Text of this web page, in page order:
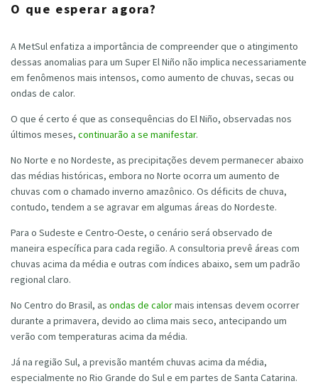
O que esperar agora?
A MetSul enfatiza a importância de compreender que o atingimento
dessas anomalias para um Super El Niño não implica necessariamente
em fenômenos mais intensos, como aumento de chuvas, secas ou
ondas de calor.
O que é certo é que as consequências do El Niño, observadas nos
últimos meses, continuarão a se manifestar.
No Norte e no Nordeste, as precipitações devem permanecer abaixo
das médias históricas, embora no Norte ocorra um aumento de
chuvas com o chamado inverno amazônico. Os déficits de chuva,
contudo, tendem a se agravar em algumas áreas do Nordeste.
Para o Sudeste e Centro-Oeste, o cenário será observado de
maneira específica para cada região. A consultoria prevê áreas com
chuvas acima da média e outras com índices abaixo, sem um padrão
regional claro.
No Centro do Brasil, as ondas de calormais intensas devem ocorrer
durante a primavera, devido ao clima mais seco, antecipando um
verão com temperaturas acima da média.
Já na região Sul, a previsão mantém chuvas acima da média,
especialmente no Rio Grande do Sul e em partes de Santa Catarina.